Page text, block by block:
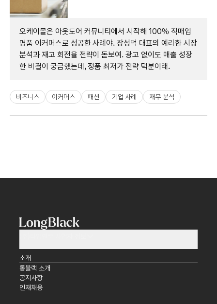
오케이몰은 아웃도어 커뮤니티에서 시작해 100% 직매입
명품 이커머스로 성공한 사례야. 장성덕 대표의 예리한 시장
분석과 재고 회전율 전략이 돋보여. 광고 없이도 매출 성장
한 비결이 궁금했는데, 정품 최저가 전략 덕분이래.
비즈니스 이커머스 패션 기업 사례 재무 분석
소개
롱블랙 소개
공지사항
인재채용